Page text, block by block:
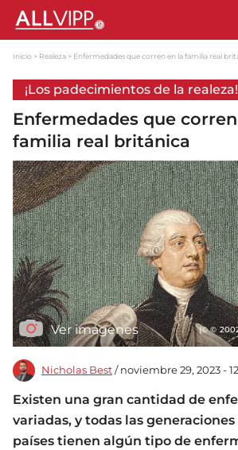
Inicio Realeza Enfermedades que corren en la familia real
¡Los padecimientos de la realeza!
Enfermedades que
familia real británica
Ver imágenes (© ©
Nicholas Best / noviembre 29, 2023 -
Existen una gran cantidad de
variadas, y todas las
países tienen algún tipo de